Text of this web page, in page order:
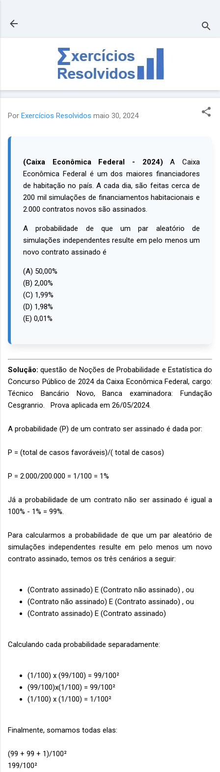
Por Exercícios Resolvidos maio 30, 2024
(Caixa Econômica Federal - 2024) A Caixa
Econômica Federal é um dos maiores financiadores
de habitação no país. A cada dia, são feitas cerca de
200 mil simulações de financiamentos habitacionais e
2.000 contratos novos são assinados.
A probabilidade de que um par aleatório de
simulações independentes resulte em pelo menos um
novo contrato assinado é
(A) 50,00%
(B) 2,00%
(C) 1,99%
(D) 1,98%
(E) 0,01%
Solução:questão de Noções de Probabilidade e Estatística do
Concurso Público de 2024 da Caixa Econômica Federal, cargo:
Técnico Bancário Novo, Banca examinadora: Fundação
Cesgranrio. Prova aplicada em 26/05/2024.
A probabilidade (P) de um contrato ser assinado é dada por:
P = (total de casos favoráveis)/( total de casos)
P = 2.000/200.000 = 1/100 = 1%
Já a probabilidade de um contrato não ser assinado é igual a
100% - 1% = 99%.
Para calcularmos a probabilidade de que um par aleatório de
simulações independentes resulte em pelo menos um novo
contrato assinado, temos os três cenários a seguir:
(Contrato assinado) E (Contrato não assinado) , ou
(Contrato não assinado) E (Contrato assinado) , ou
(Contrato assinado) E (Contrato assinado)
Calculando cada probabilidade separadamente:
(1/100) x (99/100) = 99/100²
(99/100)x(1/100) = 99/100²
(1/100) x (1/100) = 1/100²
Finalmente, somamos todas elas:
(99 + 99 + 1)/100²
199/100²